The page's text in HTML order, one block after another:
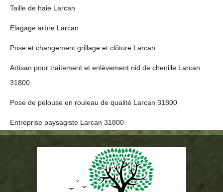
Taille de haie Larcan
Elagage arbre Larcan
Pose et changement grillage et clôture Larcan
Artisan pour traitement et enlèvement nid de chenille Larcan
31800
Pose de pelouse en rouleau de qualité Larcan 31800
Entreprise paysagiste Larcan 31800